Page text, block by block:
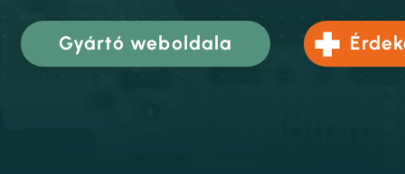
Gyártó weboldala